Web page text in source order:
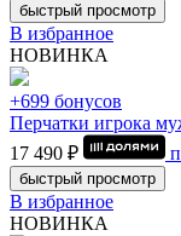
быстрый просмотр
В избранное
НОВИНКА
+699 бонусов
Перчатки игрока
17 490 ₽
быстрый просмотр
В избранное
НОВИНКА